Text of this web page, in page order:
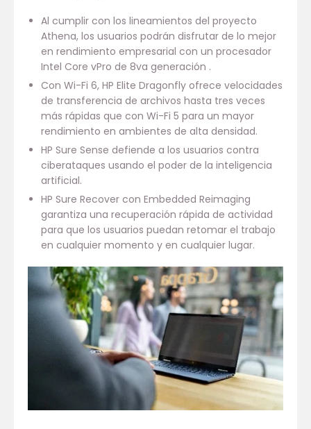
Al cumplir con los lineamientos del proyecto
Athena, los usuarios podrán disfrutar de lo mejor
en rendimiento empresarial con un procesador
Intel Core vPro de 8va generación .
Con Wi-Fi 6, HP Elite Dragonfly ofrece velocidades
de transferencia de archivos hasta tres veces
más rápidas que con Wi-Fi 5 para un mayor
rendimiento en ambientes de alta densidad.
HP Sure Sense defiende a los usuarios contra
ciberataques usando el poder de la inteligencia
artificial.
HP Sure Recover con Embedded Reimaging
garantiza una recuperación rápida de actividad
para que los usuarios puedan retomar el trabajo
en cualquier momento y en cualquier lugar.